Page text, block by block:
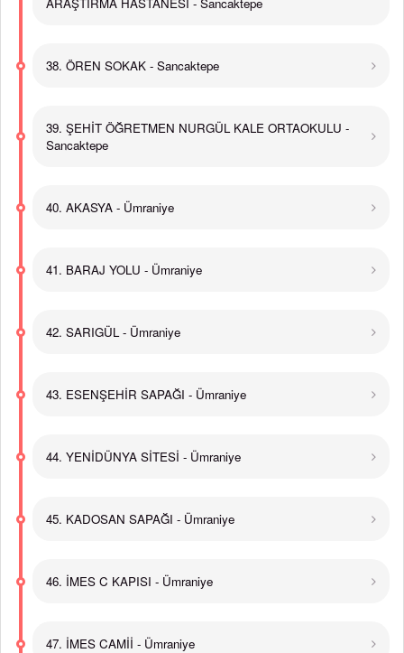
38. ÖREN SOKAK - Sancaktepe
39. ŞEHİT ÖĞRETMEN NURGÜL KALE ORTAOKULU -
Sancaktepe
40. AKASYA - Ümraniye
41. BARAJ YOLU - Ümraniye
42. SARIGÜL - Ümraniye
43. ESENŞEHİR SAPAĞI - Ümraniye
44. YENİDÜNYA SİTESİ - Ümraniye
45. KADOSAN SAPAĞI - Ümraniye
46. İMES C KAPISI - Ümraniye
47. İMES CAMİİ - Ümraniye